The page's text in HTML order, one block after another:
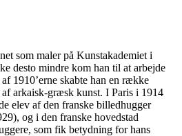
som maler på Kunstakademiet i
desto mindre kom han til at arbejde
1910’erne skabte han en række
af arkaisk-græsk kunst. I Paris i 1914
elev af den franske billedhugger
og i den franske hovedstad
som fik betydning for hans